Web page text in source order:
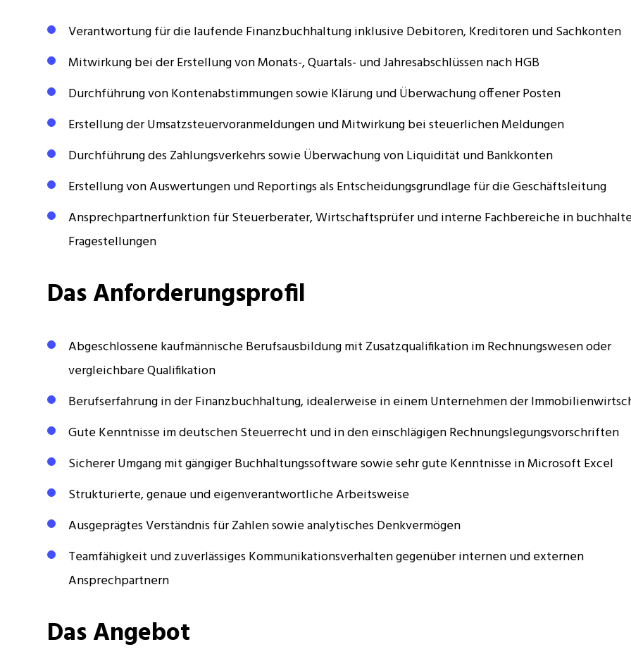
Verantwortung für die laufende Finanzbuchhaltung inklusive Debitoren, Kreditoren und Sachkonten
Mitwirkung bei der Erstellung von Monats-, Quartals- und Jahresabschlüssen nach HGB
Durchführung von Kontenabstimmungen sowie Klärung und Überwachung offener Posten
Erstellung der Umsatzsteuervoranmeldungen und Mitwirkung bei steuerlichen Meldungen
Durchführung des Zahlungsverkehrs sowie Überwachung von Liquidität und Bankkonten
Erstellung von Auswertungen und Reportings als Entscheidungsgrundlage für die Geschäftsleitung
Ansprechpartnerfunktion für Steuerberater, Wirtschaftsprüfer und interne Fachbereiche in
Fragestellungen
Das Anforderungsprofil
Abgeschlossene kaufmännische Berufsausbildung mit Zusatzqualifikation im Rechnungswesen oder
vergleichbare Qualifikation
Berufserfahrung in der Finanzbuchhaltung, idealerweise in einem Unternehmen der
Gute Kenntnisse im deutschen Steuerrecht und in den einschlägigen Rechnungslegungsvorschriften
Sicherer Umgang mit gängiger Buchhaltungssoftware sowie sehr gute Kenntnisse in Microsoft Excel
Strukturierte, genaue und eigenverantwortliche Arbeitsweise
Ausgeprägtes Verständnis für Zahlen sowie analytisches Denkvermögen
Teamfähigkeit und zuverlässiges Kommunikationsverhalten gegenüber internen und externen
Ansprechpartnern
Das Angebot